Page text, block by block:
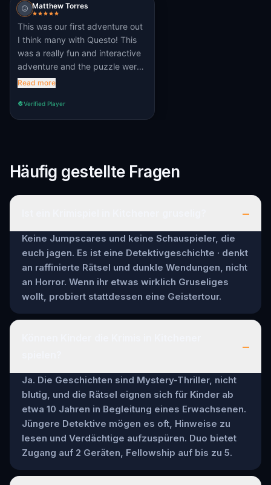
Matthew Torres
This was our first adventure out
I think many with Questo! This
was a really fun and interactive
adventure and the puzzle were
quite challenging and enjoyable!
Read more
Verified Player
Häufig gestellte Fragen
–
Keine Jumpscares und keine Schauspieler, die
euch jagen. Es ist eine Detektivgeschichte · denkt
an raffinierte Rätsel und dunkle Wendungen, nicht
an Horror. Wenn ihr etwas wirklich Gruseliges
wollt, probiert stattdessen eine Geistertour.
–
Ja. Die Geschichten sind Mystery-Thriller, nicht
blutig, und die Rätsel eignen sich für Kinder ab
etwa 10 Jahren in Begleitung eines Erwachsenen.
Jüngere Detektive mögen es oft, Hinweise zu
lesen und Verdächtige aufzuspüren. Duo bietet
Zugang auf 2 Geräten, Fellowship auf bis zu 5.